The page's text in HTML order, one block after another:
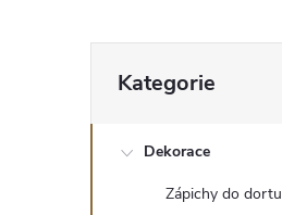
o
kategorie
Kategorie
Dekorace
Zápichy do dortu